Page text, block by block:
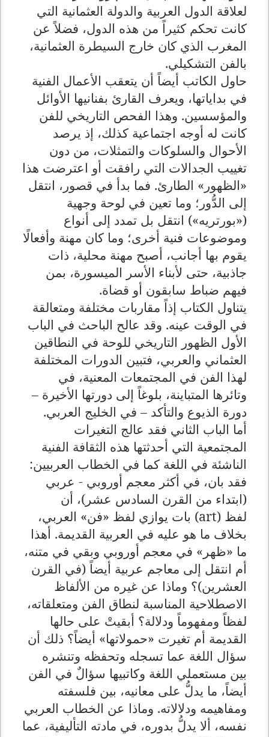
لعلاقة الدول العربية والدولة العثمانية التي
كانت تحكم كثيراً من هذه الدول، فضلاً عن
المغرب الذي كان خارج السيطرة العثمانية،
بالفن التشكيلي.
حاول الكاتب أيضاً أن يتعقب الأعمال الفنية
في بداياتها، ويعرف القارئ بفنانيها الأوائل
والمؤسسين. وهذا الفحص التاريخي للفن
كانت له أوجه اجتماعية كذلك، إذ يرصد
الأحوال والسلوكات والتمثلات، من دون
تغييب الجدالات التي رافقت أو اعترضت هذا
«الظهور» الطارئ. فما بدأ في قصور، انتقل
إلى الدُّور؛ وما تعين في لوحة وجهية
(«بورتريه») انتقل بل تمدد إلى أنواع
وموضوعات فنية أخرى؛ وما كان مهنة وأفعالًا
يقوم بها أجانب، أصبح مهنة محلية، ذات
جاذبية، حتى لأبناء الأسر الميسورة، بمن
فيهم ضباط سابقون أو قضاة.
يتناول الكتاب إذاً مقاربات مختلفة ومتعالقة
في الوقت عينه. وقد عالح الباحث في الباب
الأول الظهور التاريخي للوحة في النطاقين
العثماني والعربي، فتبين الدورات المختلفة
لهذا الفن في المجتمعات المعنية، في
وتائرها المتباينة، بلوغاً إلى دورتها الأخيرة –
دورة الذيوع والتأكد – في الخليج العربي.
أما الباب الثاني فقد عالج التغيرات
المجتمعية التي أحدثتها هذه الثقافة الفنية
الناشئة في اللغة كما في الخطاب العربيين:
فقد بان، في أكثر معجم أوروبي - عربي
(ابتداء من القرن السادس عشر)، أن
لفظ (art) بات يوازي لفظ «فن» العربي،
بخلاف ما هو عليه في العربية القديمة. أهذا
ما «ظهر» في معجم أوروبي وبقي في متنه،
أم انتقل إلى معاجم عربية أيضاً (في القرن
العشرين)؟ وماذا عن غيره من الألفاظ
الاصطلاحية المناسبة لنطاق الفن ومتعلقاته،
لفظاً ومفهوماً ودلالة؟ أبقيتْ على حالها
القديمة أم تغيرت «حمولاتها» أيضاً؟ ذلك أن
سؤال اللغة عما تسجله وتحفظه وتنشره
بين مستعملي اللغة وكاتبيها سؤالٌ في الفن
أيضاً، ما يدلُّ على معانيه، بين فلسفته
ومفاهيمه ودلالاته. وماذا عن الخطاب العربي
نفسه، ألا يدلُّ بدوره، في مادته التأليفية، عما